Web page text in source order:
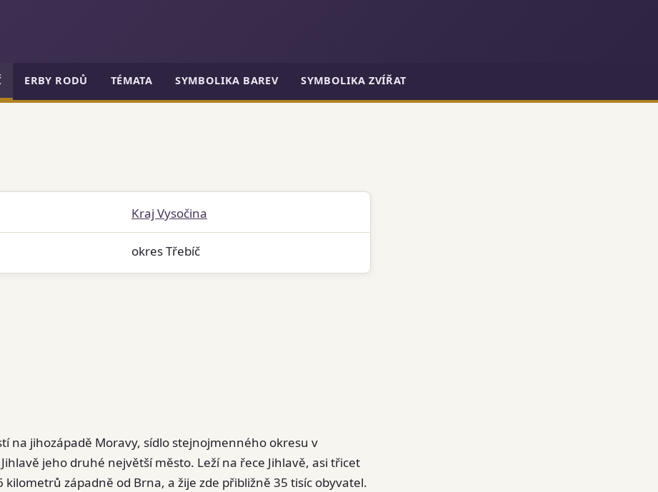
ERBY RODŮ TÉMATA SYMBOLIKA BAREV SYMBOLIKA ZVÍŘAT
Kraj Vysočina
okres Třebíč
na jihozápadě Moravy, sídlo stejnojmenného okresu v
jeho druhé největší město. Leží na řece Jihlavě, asi třicet
západně od Brna, a žije zde přibližně 35 tisíc obyvatel.